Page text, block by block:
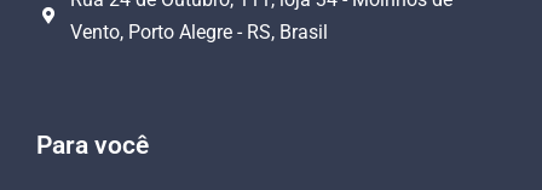
Vento, Porto Alegre - RS, Brasil
Para você